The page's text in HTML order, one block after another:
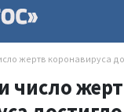
жертв коронавируса
число